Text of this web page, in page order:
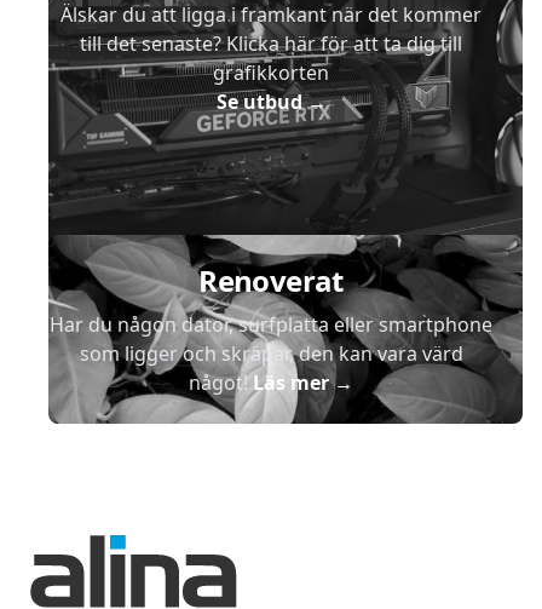
Älskar du att ligga i framkant när det kommer
till det senaste? Klicka här för att ta dig till
grafikkorten
Se utbud→
Renoverat
Har du någon dator, surfplatta eller smartphone
som ligger och skräpar, den kan vara värd
något!Läs mer→